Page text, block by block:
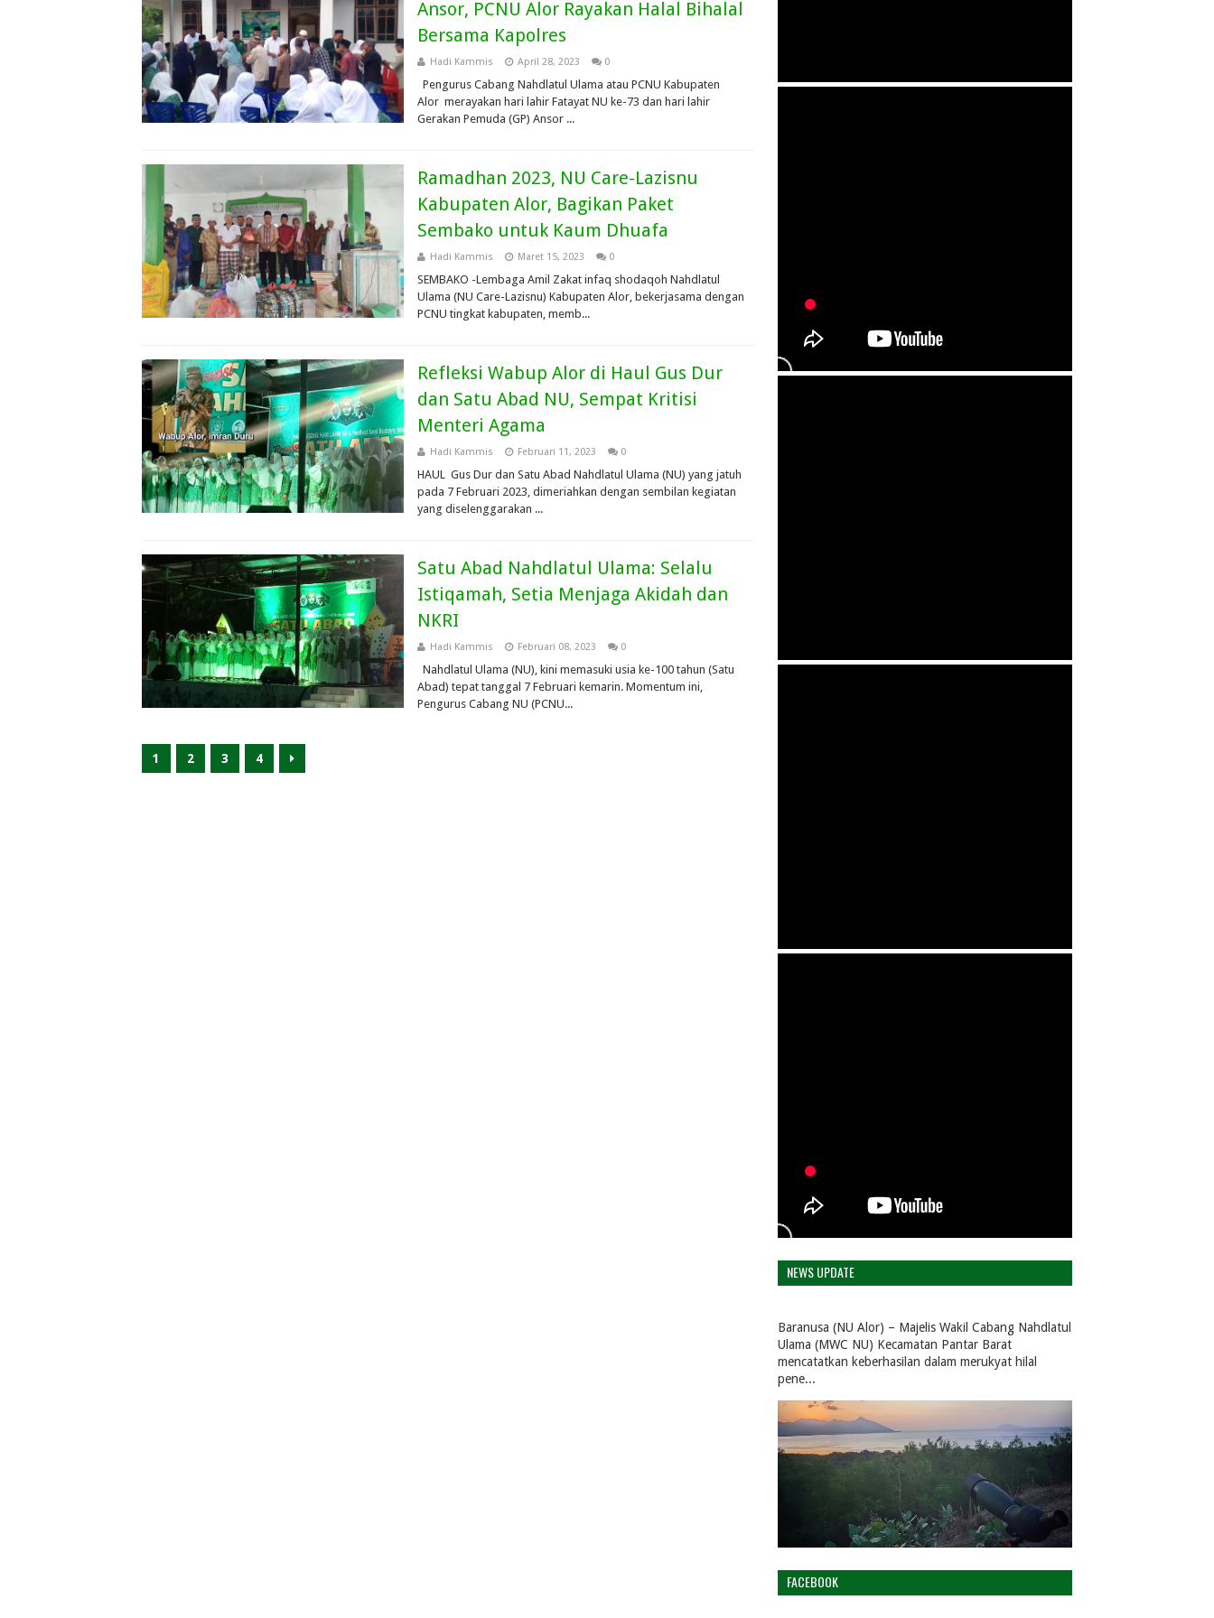
Ansor, PCNU Alor Rayakan Halal Bihalal
Bersama Kapolres
Hadi Kammis April 28, 2023 0
Pengurus Cabang Nahdlatul Ulama atau PCNU Kabupaten
Alor merayakan hari lahir Fatayat NU ke-73 dan hari lahir
Gerakan Pemuda (GP) Ansor ...
Ramadhan 2023, NU Care-Lazisnu
Kabupaten Alor, Bagikan Paket
Sembako untuk Kaum Dhuafa
Hadi Kammis Maret 15, 2023 0
SEMBAKO -Lembaga Amil Zakat infaq shodaqoh Nahdlatul
Ulama (NU Care-Lazisnu) Kabupaten Alor, bekerjasama dengan
PCNU tingkat kabupaten, memb...
Refleksi Wabup Alor di Haul Gus Dur
dan Satu Abad NU, Sempat Kritisi
Menteri Agama
Hadi Kammis Februari 11, 2023 0
HAUL Gus Dur dan Satu Abad Nahdlatul Ulama (NU) yang jatuh
pada 7 Februari 2023, dimeriahkan dengan sembilan kegiatan
yang diselenggarakan ...
Satu Abad Nahdlatul Ulama: Selalu
Istiqamah, Setia Menjaga Akidah dan
NKRI
Hadi Kammis Februari 08, 2023 0
Nahdlatul Ulama (NU), kini memasuki usia ke-100 tahun (Satu
Abad) tepat tanggal 7 Februari kemarin. Momentum ini,
Pengurus Cabang NU (PCNU...
1 2 3 4
NEWS UPDATE
Baranusa (NU Alor) – Majelis Wakil Cabang Nahdlatul
Ulama (MWC NU) Kecamatan Pantar Barat
mencatatkan keberhasilan dalam merukyat hilal
pene...
FACEBOOK